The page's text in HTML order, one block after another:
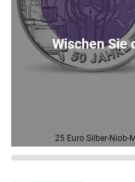
25 Euro Silber-Niob-
Wischen Sie